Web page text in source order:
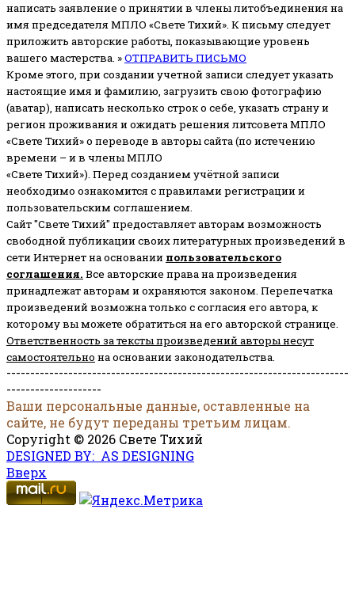
написать заявление о принятии в члены литобъединения на
имя председателя МПЛО «Свете Тихий». К письму следует
приложить авторские работы, показывающие уровень
вашего мастерства. »ОТПРАВИТЬ ПИСЬМО
Кроме этого, при создании учетной записи следует указать
настоящие имя и фамилию, загрузить свою фотографию
(аватар), написать несколько строк о себе, указать страну и
регион проживания и ожидать решения литсовета МПЛО
«Свете Тихий» о переводе в авторы сайта (по истечению
времени – и в члены МПЛО
«Свете Тихий»). Перед созданием учётной записи
необходимо ознакомится с правилами регистрации и
пользовательским соглашением.
Сайт "Свете Тихий" предоставляет авторам возможность
свободной публикации своих литературных произведений в
сети Интернет на основании пользовательского
соглашения. Все авторские права на произведения
принадлежат авторам и охраняются законом. Перепечатка
произведений возможна только с согласия его автора, к
которому вы можете обратиться на его авторской странице.
Ответственность за тексты произведений авторы несут
самостоятельно на основании законодательства.
------------------------------------------------------------------------
--------------------
Ваши персональные данные, оставленные на
сайте, не будут переданы третьим лицам.
Copyright © 2026 Свете Тихий
DESIGNED BY: AS DESIGNING
Вверх